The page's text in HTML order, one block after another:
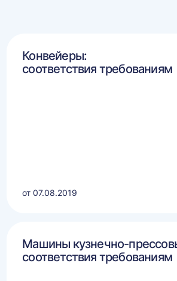
Конвейеры:
соответствия требованиям
от 07.08.2019
Машины кузнечно-
соответствия требованиям